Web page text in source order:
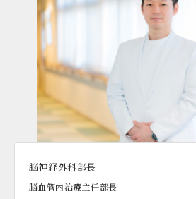
脳神経外科部長
脳血管内治療主任部長